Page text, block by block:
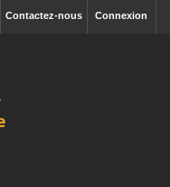
Connexion
Contactez-nous